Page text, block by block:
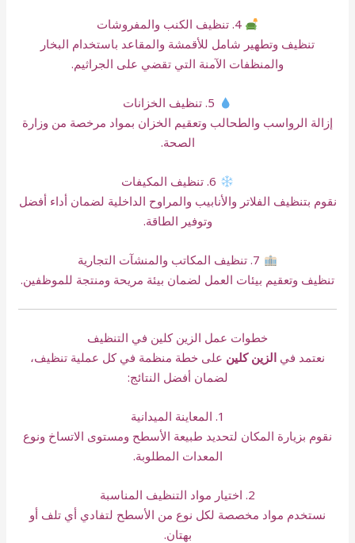
4. تنظيف الكنب والمفروشات
تنظيف وتطهير شامل للأقمشة والمقاعد باستخدام البخار
والمنظفات الآمنة التي تقضي على الجراثيم.
إزالة الرواسب والطحالب وتعقيم الخزان بمواد مرخصة من وزارة
الصحة.
نقوم بتنظيف الفلاتر والأنابيب والمراوح الداخلية لضمان أداء أفضل
وتوفير الطاقة.
تنظيف وتعقيم بيئات العمل لضمان بيئة مريحة ومنتجة للموظفين.
خطوات عمل الزين كلين في التنظيف
نعتمد في الزين كلين على خطة منظمة في كل عملية تنظيف،
لضمان أفضل النتائج:
1. المعاينة الميدانية
نقوم بزيارة المكان لتحديد طبيعة الأسطح ومستوى الاتساخ ونوع
المعدات المطلوبة.
2. اختيار مواد التنظيف المناسبة
نستخدم مواد مخصصة لكل نوع من الأسطح لتفادي أي تلف أو
بهتان.